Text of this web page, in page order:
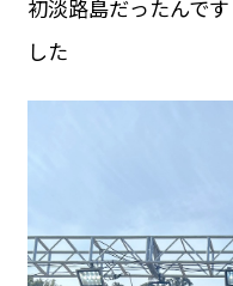
初淡路島だったんで
した